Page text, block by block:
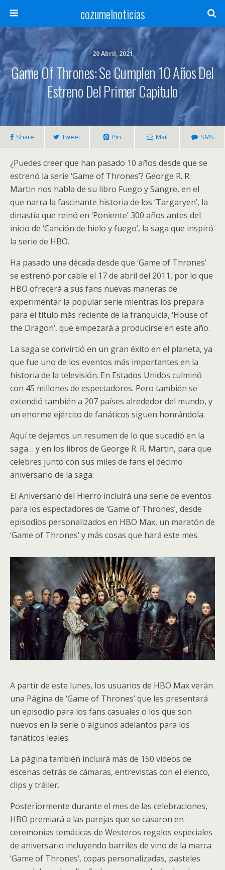
cozumelnoticias
20 Abril, 2021
Game Of Thrones: Se Cumplen 10 Años Del
Estreno Del Primer Capitulo
Share Tweet Pin Mail SMS
¿Puedes creer que han pasado 10 años desde que se
estrenó la serie ‘Game of Thrones’? George R. R.
Martin nos habla de su libro Fuego y Sangre, en el
que narra la fascinante historia de los ‘Targaryen’, la
dinastía que reinó en ‘Poniente’ 300 años antes del
inicio de ‘Canción de hielo y fuego’, la saga que inspiró
la serie de HBO.
Ha pasado una década desde que ‘Game of Thrones’
se estrenó por cable el 17 de abril del 2011, por lo que
HBO ofrecerá a sus fans nuevas maneras de
experimentar la popular serie mientras los prepara
para el título más reciente de la franquicia, ‘House of
the Dragon’, que empezará a producirse en este año.
La saga se convirtió en un gran éxito en el planeta, ya
que fue uno de los eventos más importantes en la
historia de la televisión. En Estados Unidos culminó
con 45 millones de espectadores. Pero también se
extendió también a 207 países alrededor del mundo, y
un enorme ejército de fanáticos siguen honrándola.
Aquí te dejamos un resumen de lo que sucedió en la
saga… y en los libros de George R. R. Martin, para que
celebres junto con sus miles de fans el décimo
aniversario de la saga:
El Aniversario del Hierro incluirá una serie de eventos
para los espectadores de ‘Game of Thrones’, desde
episodios personalizados en HBO Max, un maratón de
‘Game of Thrones’ y más cosas que hará este mes.
A partir de este lunes, los usuarios de HBO Max verán
una Página de ‘Game of Thrones’ que les presentará
un episodio para los fans casuales o los que son
nuevos en la serie o algunos adelantos para los
fanáticos leales.
La página también incluirá más de 150 videos de
escenas detrás de cámaras, entrevistas con el elenco,
clips y tráiler.
Posteriormente durante el mes de las celebraciones,
HBO premiará a las parejas que se casaron en
ceremonias temáticas de Westeros regalos especiales
de aniversario incluyendo barriles de vino de la marca
‘Game of Thrones’, copas personalizadas, pasteles